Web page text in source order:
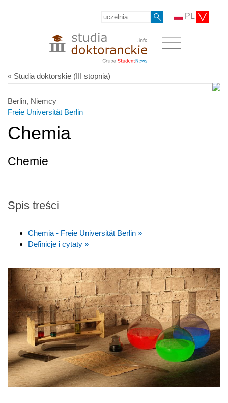
PL
« Studia doktorskie (III stopnia)
Berlin, Niemcy
Freie Universität Berlin
Chemia
Chemie
Spis treści
Chemia - Freie Universität Berlin »
Definicje i cytaty »